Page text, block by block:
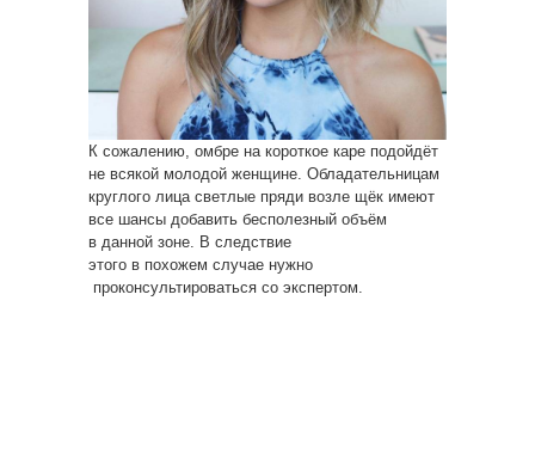
К сожалению, омбре на короткое каре подойдёт
не всякой молодой женщине. Обладательницам
круглого лица светлые пряди возле щёк имеют
все шансы добавить бесполезный объём
в данной зоне. В следствие
этого в похожем случае нужно
проконсультироваться со экспертом.